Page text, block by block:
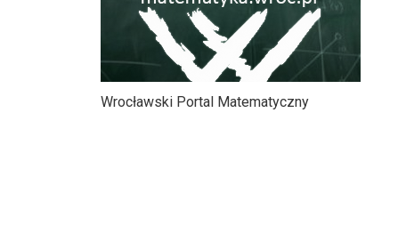
Wrocławski Portal Matematyczny